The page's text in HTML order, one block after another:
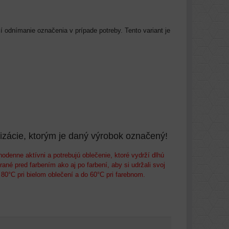
označenia v prípade potreby. Tento variant je
ktorým je daný výrobok označený!
aktívni a potrebujú oblečenie, ktoré vydrží dlhú
pred farbením ako aj po farbení, aby si udržali svoj
pri bielom oblečení a do 60°C pri farebnom.